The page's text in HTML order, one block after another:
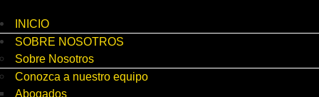
INICIO
SOBRE NOSOTROS
Sobre Nosotros
Conozca a nuestro equipo
Abogados